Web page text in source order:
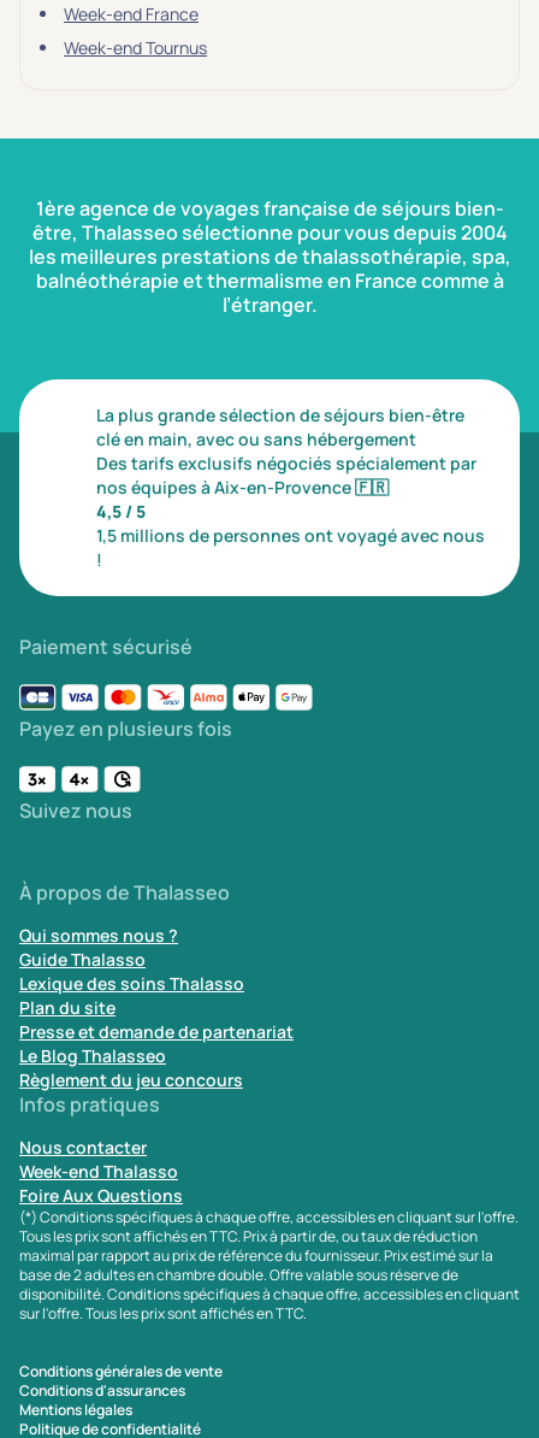
Week-end France
Week-end Tournus
1ère agence de voyages française de séjours bien-
être, Thalasseo sélectionne pour vous depuis 2004
les meilleures prestations de thalassothérapie, spa,
balnéothérapie et thermalisme en France comme à
l’étranger.
La plus grande sélection de séjours bien-être
clé en main, avec ou sans hébergement
Des tarifs exclusifs négociés spécialement par
nos équipes à Aix-en-Provence🇫🇷
4,5 / 5
1,5 millions de personnes ont voyagé avec nous
!
Paiement sécurisé
Payez en plusieurs fois
Suivez nous
À propos de Thalasseo
Qui sommes nous ?
Guide Thalasso
Lexique des soins Thalasso
Plan du site
Presse et demande de partenariat
Le Blog Thalasseo
Règlement du jeu concours
Infos pratiques
Nous contacter
Week-end Thalasso
Foire Aux Questions
(*) Conditions spécifiques à chaque offre, accessibles en cliquant sur l'offre.
Tous les prix sont affichés en TTC. Prix à partir de, ou taux de réduction
maximal par rapport au prix de référence du fournisseur. Prix estimé sur la
base de 2 adultes en chambre double. Offre valable sous réserve de
disponibilité. Conditions spécifiques à chaque offre, accessibles en cliquant
sur l'offre. Tous les prix sont affichés en TTC.
Conditions générales de vente
Conditions d'assurances
Mentions légales
Politique de confidentialité